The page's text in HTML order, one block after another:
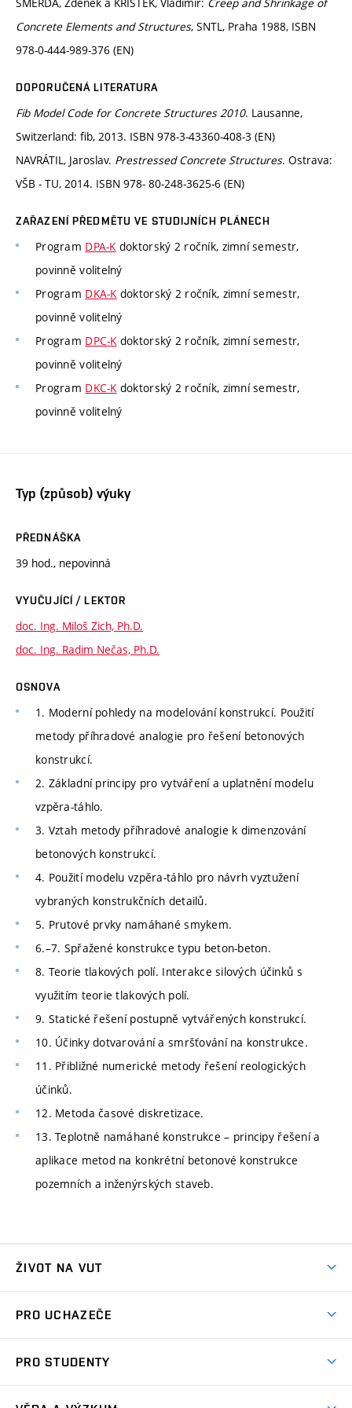
Concrete Elements and Structures, SNTL, Praha 1988, ISBN
978-0-444-989-376 (EN)
DOPORUČENÁ LITERATURA
Fib Model Code for Concrete Structures 2010. Lausanne,
Switzerland: fib, 2013. ISBN 978-3-43360-408-3 (EN)
NAVRÁTIL, Jaroslav. Prestressed Concrete Structures. Ostrava:
VŠB - TU, 2014. ISBN 978- 80-248-3625-6 (EN)
ZAŘAZENÍ PŘEDMĚTU VE STUDIJNÍCH PLÁNECH
Program DPA-Kdoktorský 2 ročník, zimní semestr,
povinně volitelný
Program DKA-Kdoktorský 2 ročník, zimní semestr,
povinně volitelný
Program DPC-Kdoktorský 2 ročník, zimní semestr,
povinně volitelný
Program DKC-Kdoktorský 2 ročník, zimní semestr,
povinně volitelný
Typ (způsob) výuky
PŘEDNÁŠKA
39 hod., nepovinná
VYUČUJÍCÍ / LEKTOR
doc. Ing. Miloš Zich, Ph.D.
doc. Ing. Radim Nečas, Ph.D.
OSNOVA
1. Moderní pohledy na modelování konstrukcí. Použití
metody příhradové analogie pro řešení betonových
konstrukcí.
2. Základní principy pro vytváření a uplatnění modelu
vzpěra-táhlo.
3. Vztah metody příhradové analogie k dimenzování
betonových konstrukcí.
4. Použití modelu vzpěra-táhlo pro návrh vyztužení
vybraných konstrukčních detailů.
5. Prutové prvky namáhané smykem.
6.–7. Spřažené konstrukce typu beton-beton.
8. Teorie tlakových polí. Interakce silových účinků s
využitím teorie tlakových polí.
9. Statické řešení postupně vytvářených konstrukcí.
10. Účinky dotvarování a smršťování na konstrukce.
11. Přibližné numerické metody řešení reologických
účinků.
12. Metoda časové diskretizace.
13. Teplotně namáhané konstrukce – principy řešení a
aplikace metod na konkrétní betonové konstrukce
pozemních a inženýrských staveb.
ŽIVOT NA VUT
Koleje
PRO UCHAZEČE
Dny otevřených dveří
PRO STUDENTY